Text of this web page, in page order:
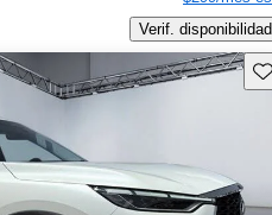
Verif. disponibilidad